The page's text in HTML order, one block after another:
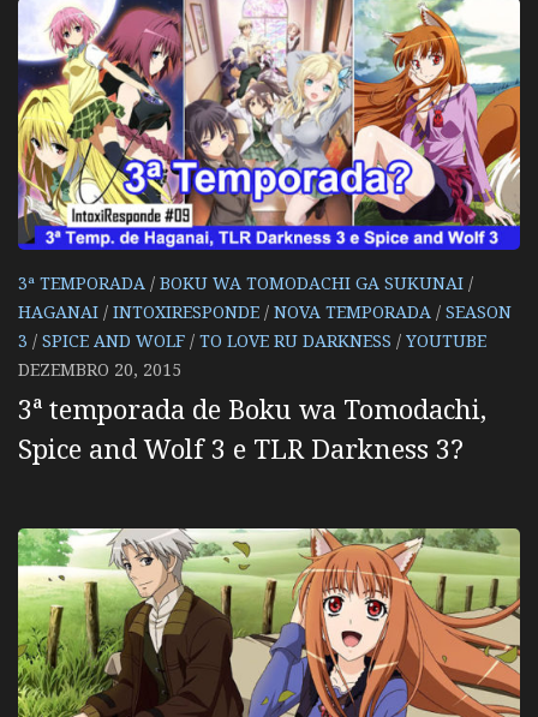
3ª TEMPORADA / BOKU WA TOMODACHI GA SUKUNAI /
HAGANAI / INTOXIRESPONDE / NOVA TEMPORADA / SEASON
3 / SPICE AND WOLF / TO LOVE RU DARKNESS / YOUTUBE
DEZEMBRO 20, 2015
3ª temporada de Boku wa Tomodachi,
Spice and Wolf 3 e TLR Darkness 3?